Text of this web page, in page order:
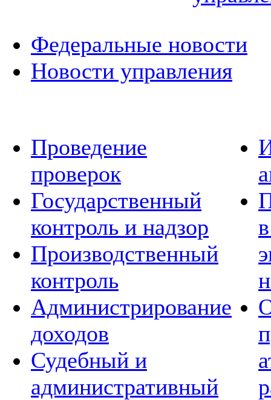
Федеральные новости
Новости управления
Проведение
проверок
Государственный
контроль и надзор
Производственный
контроль
Администрирование
доходов
Судебный и
административный